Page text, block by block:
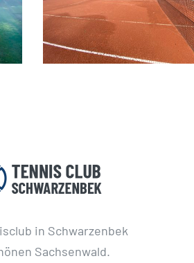
April 2022
in Schwarzenbek
Sachsenwald.